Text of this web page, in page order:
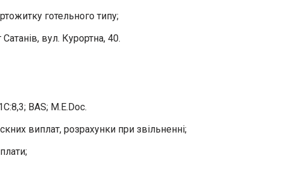
готельного типу;
вул. Курортна, 40.
ВАS; M.E.Doc.
виплат, розрахунки при звільненні;